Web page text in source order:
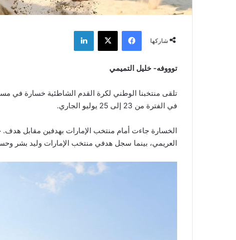
شاركها
فيسبوك ‫X لينكدإن
توووفه- خليل التميمي
تلقى منتخبنا الوطني لكرة القدم الشاطئية خسارة في
في الفترة من 23 إلى 25 يوليو الجاري.
الخسارة جاءت أمام منتخب الإمارات بهدفين مقابل
العريمي، بينما سجل هدفي منتخب الإمارات وليد بشر